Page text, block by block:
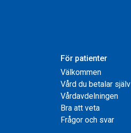
För patienter
Välkommen
Vård du betalar själv
Vårdavdelningen
Bra att veta
Frågor och svar